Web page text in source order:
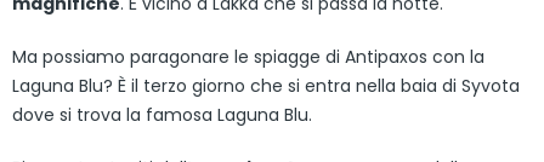
Ma possiamo paragonare le spiagge di Antipaxos con la
Laguna Blu? È il terzo giorno che si entra nella baia di Syvota
dove si trova la famosa Laguna Blu.